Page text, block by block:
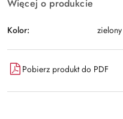
Więcej o produkcie
Kolor: zielony
Pobierz produkt do PDF